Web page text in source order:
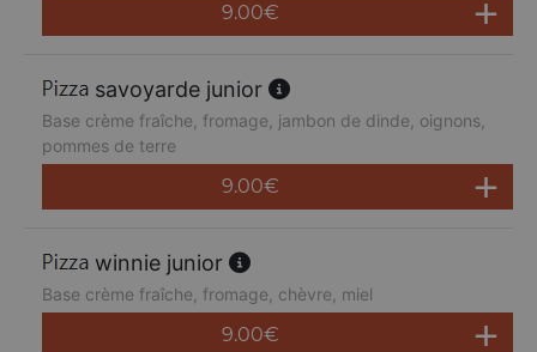
9.00€
savoyarde junior
Base crème fraîche, fromage, jambon de dinde, oignons,
pommes de terre
9.00€
winnie junior
Base crème fraîche, fromage, chèvre, miel
9.00€